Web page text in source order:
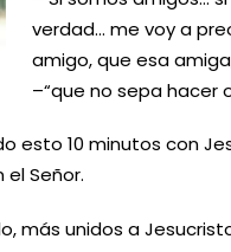
verdad… me voy a
amigo, que esa
–“que no sepa hacer
esto 10 minutos con
Señor.
más unidos a